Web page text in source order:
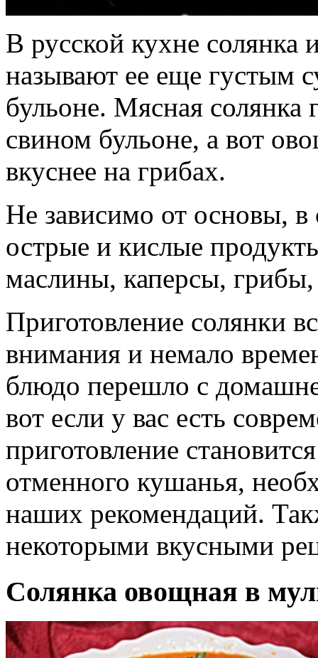
В русской кухне солянка
называют ее еще густым
бульоне. Мясная солянка
свином бульоне, а вот
вкуснее на грибах.
Не зависимо от основы, в
острые и кислые
маслины, каперсы,
Приготовление солянки
внимания и немало
блюдо перешло с
вот если у вас есть
приготовление
отменного кушанья,
наших рекомендаций.
некоторыми вкусными
Солянка овощная в